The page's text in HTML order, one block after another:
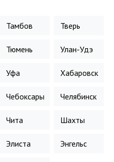
Тамбов Тверь
Тюмень Улан-Удэ
Уфа Хабаровск
Чебоксары Челябинск
Чита Шахты
Элиста Энгельс